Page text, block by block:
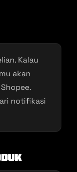
Kalau
akan
notifikasi